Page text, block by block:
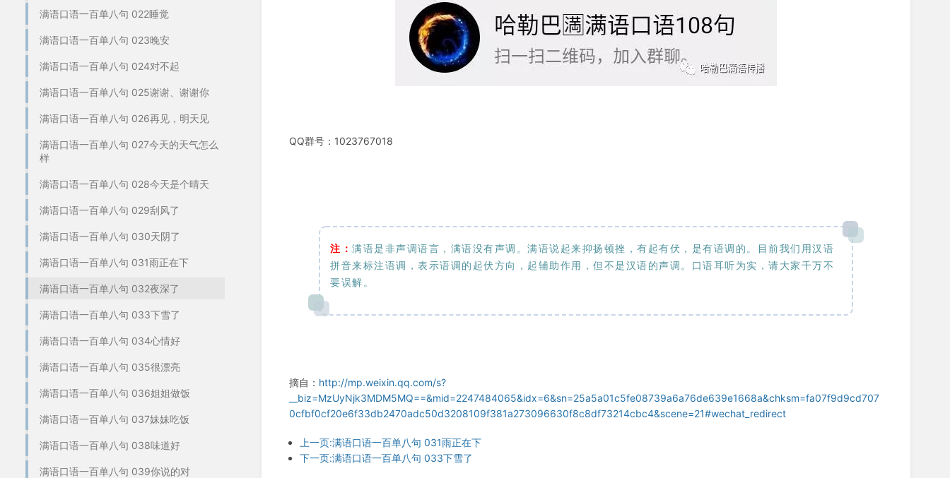
满语口语一百单八句 022睡觉
满语口语一百单八句 023晚安
满语口语一百单八句 024对不起
满语口语一百单八句 025谢谢、谢谢你
满语口语一百单八句 026再见，明天见
满语口语一百单八句 027今天的天气怎么
样
满语口语一百单八句 028今天是个晴天
满语口语一百单八句 029刮风了
满语口语一百单八句 030天阴了
满语口语一百单八句 031雨正在下
满语口语一百单八句 032夜深了
满语口语一百单八句 033下雪了
满语口语一百单八句 034心情好
满语口语一百单八句 035很漂亮
满语口语一百单八句 036姐姐做饭
满语口语一百单八句 037妹妹吃饭
满语口语一百单八句 038味道好
满语口语一百单八句 039你说的对
QQ群号：1023767018
注： 满语是非声调语言，满语没有声调。满语说起来抑扬顿挫，有起有伏，是有语调的。目前我们用汉语
拼音来标注语调，表示语调的起伏方向，起辅助作用，但不是汉语的声调。口语耳听为实，请大家千万不
要误解。
摘自： http://mp.weixin.qq.com/s?
__biz=MzUyNjk3MDM5MQ==&mid=2247484065&idx=6&sn=25a5a01c5fe08739a6a76de639e1668a&chksm=fa07f9d9cd707
0cfbf0cf20e6f33db2470adc50d3208109f381a273096630f8c8df73214cbc4&scene=21#wechat_redirect
上一页:满语口语一百单八句 031雨正在下
下一页:满语口语一百单八句 033下雪了